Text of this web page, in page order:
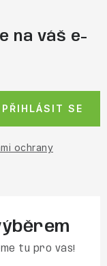
na váš e-
ochrany
PŘIHLÁSIT SE
tu pro vás!